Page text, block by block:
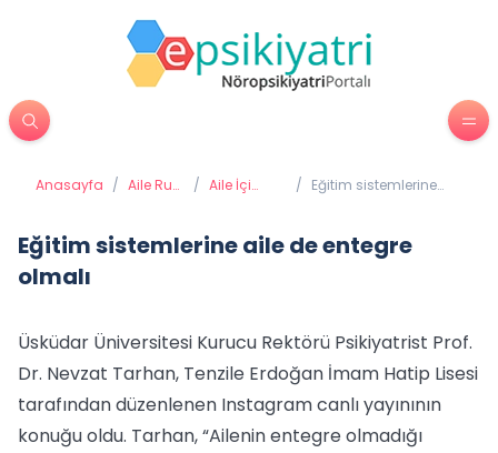
Anasayfa / Aile Ruh
/ Aile İçi
/ Eğitim sistemlerine
Eğitim sistemlerine aile de entegre
olmalı
Üsküdar Üniversitesi Kurucu Rektörü Psikiyatrist Prof.
Dr. Nevzat Tarhan, Tenzile Erdoğan İmam Hatip Lisesi
tarafından düzenlenen Instagram canlı yayınının
konuğu oldu. Tarhan, “Ailenin entegre olmadığı